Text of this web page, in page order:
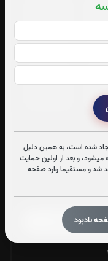
شده است، به همین دلیل
میشود، و بعد از اولین حمایت
شد و مستقیما وارد صفحه
یادبود
بار